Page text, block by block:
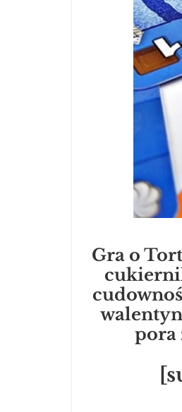
Gra o
pora